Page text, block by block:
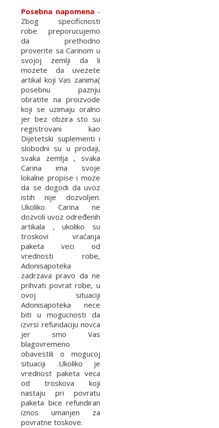
Posebna napomena-
Zbog specificnosti
robe preporucujemo
da prethodno
proverite sa Carinom u
svojoj zemlji da li
mozete da uvezete
artikal koji Vas zanima(
posebnu paznju
obratite na proizvode
koji se uzimaju oralno
jer bez obzira sto su
registrovani kao
Dijetetski suplementi i
slobodni su u prodaji,
svaka zemlja , svaka
Carina ima svoje
lokalne propise i moze
da se dogodi da uvoz
istih nije dozvoljen.
Ukoliko Carina ne
dozvoli uvoz određenih
artikala , ukoliko su
troskovi vraćanja
paketa veci od
vrednosti robe,
Adonisapoteka
zadrzava pravo da ne
prihvati povrat robe, u
ovoj situaciji
Adonisapoteka nece
biti u mogucnosti da
izvrsi refundaciju novca
jer smo Vas
blagovremeno
obavestili o mogucoj
situaciji .Ukoliko je
vrednost paketa veca
od troskova koji
nastaju pri povratu
paketa bice refundiran
iznos umanjen za
povratne toskove.